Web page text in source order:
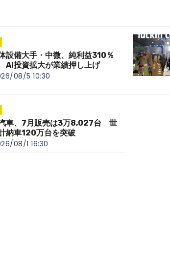
k
設備大手・中微、純利益310％
投資拡大が業績押し上げ
08/5 10:30
車、7月販売は3万8,027台 世
納車120万台を突破
08/1 16:30